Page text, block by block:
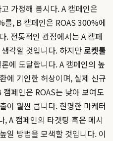
가정해 봅시다. A 캠페인은
, B 캠페인은 ROAS 300%에
. 전통적인 관점에서는 A 캠페
각할 것입니다. 하지만로켓툴
에 도달합니다. A 캠페인의 높
에 기인한 허상이며, 실제 신규
페인은 ROAS는 낮아 보여도
이 훨씬 큽니다. 현명한 마케터
A 캠페인의 타겟팅 혹은 메시
일 방법을 모색할 것입니다. 이